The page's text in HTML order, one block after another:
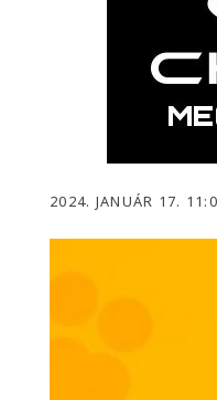
2024. JANUÁR 17.